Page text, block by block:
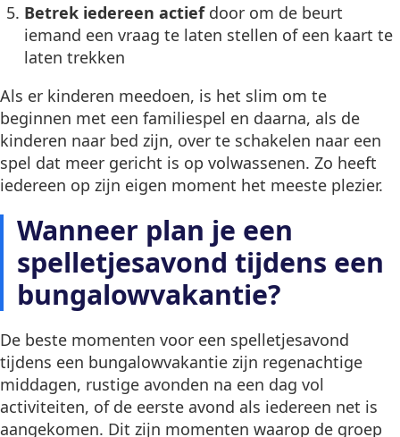
Betrek iedereen actiefdoor om de beurt
iemand een vraag te laten stellen of een kaart te
laten trekken
Als er kinderen meedoen, is het slim om te
beginnen met een familiespel en daarna, als de
kinderen naar bed zijn, over te schakelen naar een
spel dat meer gericht is op volwassenen. Zo heeft
iedereen op zijn eigen moment het meeste plezier.
Wanneer plan je een
spelletjesavond tijdens een
bungalowvakantie?
De beste momenten voor een spelletjesavond
tijdens een bungalowvakantie zijn regenachtige
middagen, rustige avonden na een dag vol
activiteiten, of de eerste avond als iedereen net is
aangekomen. Dit zijn momenten waarop de groep